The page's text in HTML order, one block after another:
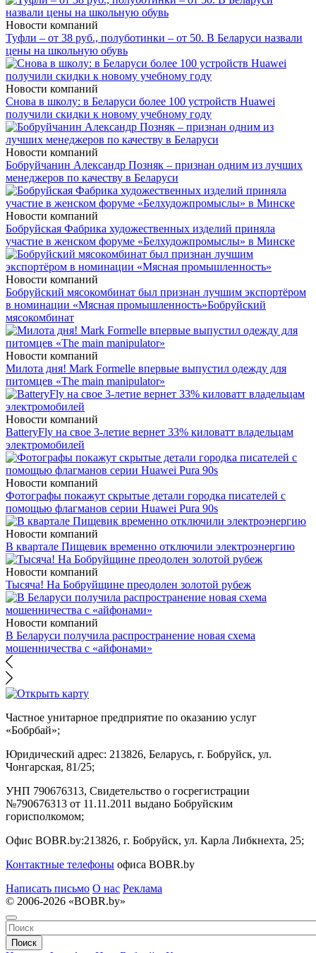
Новости компаний
Туфли – от 38 руб., полуботинки – от 50. В Беларуси назвали
цены на школьную обувь
Новости компаний
Снова в школу: в Беларуси более 100 устройств Huawei
получили скидки к новому учебному году
Новости компаний
Бобруйчанин Александр Позняк – признан одним из лучших
менеджеров по качеству в Беларуси
Новости компаний
Бобруйская Фабрика художественных изделий приняла
участие в женском форуме «Белхудожпромыслы» в Минске
Новости компаний
Бобруйский мясокомбинат был признан лучшим экспортёром
в номинации «Мясная промышленность»Бобруйский
мясокомбинат
Новости компаний
Милота дня! Mark Formelle впервые выпустил одежду для
питомцев «The main manipulator»
Новости компаний
BatteryFly на свое 3-летие вернет 33% киловатт владельцам
электромобилей
Новости компаний
Фотографы покажут скрытые детали городка писателей с
помощью флагманов серии Huawei Pura 90s
Новости компаний
В квартале Пищевик временно отключили электроэнергию
Новости компаний
Тысяча! На Бобруйщине преодолен золотой рубеж
Новости компаний
В Беларуси получила распространение новая схема
мошенничества с «айфонами»
Частное унитарное предприятие по оказанию услуг
«Бобрбай»;
Юридический адрес: 213826, Беларусь, г. Бобруйск, ул.
Чонгарская, 81/25;
УНП 790676313, Свидетельство о госрегистрации
№790676313 от 11.11.2011 выдано Бобруйским
горисполкомом;
Офис BOBR.by:213826, г. Бобруйск, ул. Карла Либкнехта, 25;
Контактные телефоны офиса BOBR.by
Написать письмо О нас Реклама
© 2006-2026 «BOBR.by»
Поиск